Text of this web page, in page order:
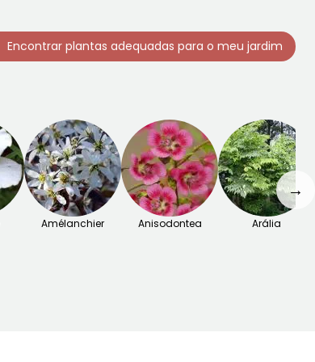
Encontrar plantas adequadas para o meu jardim
Amélanchier Anisodontea Arália
→